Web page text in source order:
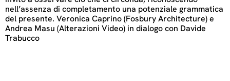
nell’assenza di completamento una potenziale grammatica
del presente. Veronica Caprino (Fosbury Architecture) e
Andrea Masu (Alterazioni Video) in dialogo con Davide
Trabucco